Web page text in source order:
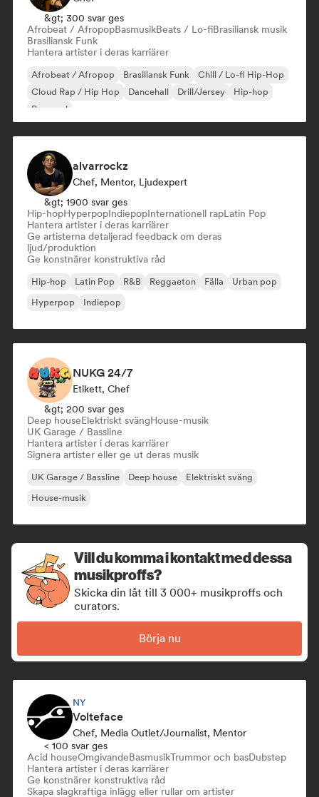
&gt; 300 svar ges
Afrobeat / AfropopBasmusikBeats / Lo-fiBrasiliansk musik
Brasiliansk Funk
Hantera artister i deras karriärer
Afrobeat / Afropop Brasiliansk Funk
Chill / Lo-fi Hip-Hop
Cloud Rap / Hip Hop
Dancehall Drill/Jersey
Hip-hop
Pop soul
alvarrockz
Chef, Mentor, Ljudexpert
&gt; 1900 svar ges
Hip-hopHyperpopIndiepopInternationell rapLatin Pop
Hantera artister i deras karriärer
Ge artisterna detaljerad feedback om deras
ljud/produktion
Ge konstnärer konstruktiva råd
Hip-hop Latin Pop R&B Reggaeton Fälla
Urban pop
Hyperpop
Indiepop
NUKG 24/7
Etikett, Chef
&gt; 200 svar ges
Deep houseElektriskt svängHouse-musik
UK Garage / Bassline
Hantera artister i deras karriärer
Signera artister eller ge ut deras musik
UK Garage / Bassline Deep house
Elektriskt sväng
House-musik
Vill du komma i kontakt med dessa
musikproffs?
Skicka din låt till 3 000+ musikproffs och
curators.
Börja nu
NY
Volteface
Chef, Media Outlet/Journalist, Mentor
< 100 svar ges
Acid houseOmgivandeBasmusikTrummor och basDubstep
Hantera artister i deras karriärer
Ge konstnärer konstruktiva råd
Skapa slagkraftiga inlägg eller rullar om artister